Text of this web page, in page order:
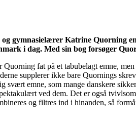
gymnasielærer Katrine Quorning
i dag. Med sin bog forsøger
fat på et tabubelagt emne,
supplerer ikke bare Quornings
emne, som mange danskere
ved dem. Det er også
og filtres ind i hinanden, så